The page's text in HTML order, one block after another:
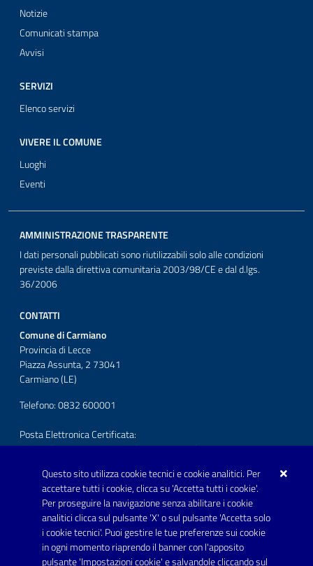
Questo sito utilizza cookie tecnici e cookie analitici. Per
accettare tutti i cookie, clicca su 'Accetta tutti i cookie'.
Per proseguire la navigazione senza abilitare i cookie
analitici clicca sul pulsante 'X' o sul pulsante 'Accetta solo
i cookie tecnici'. Puoi gestire le tue preferenze sui cookie
in ogni momento riaprendo il banner con l'apposito
pulsante 'Impostazioni cookie' e salvandole cliccando sul
Notizie
Comunicati stampa
Avvisi
SERVIZI
Elenco servizi
VIVERE IL COMUNE
Luoghi
Eventi
AMMINISTRAZIONE TRASPARENTE
I dati personali pubblicati sono riutilizzabili solo alle condizioni
previste dalla direttiva comunitaria 2003/98/CE e dal d.lgs.
36/2006
CONTATTI
Comune di Carmiano
Provincia di Lecce
Piazza Assunta, 2 73041
Carmiano (LE)
Telefono: 0832 600001
Posta Elettronica Certificata:
protocollo.comunecarmiano@pec.rupar.puglia.it
URP - Ufficio Relazioni con il Pubblico
SEGUICI SU
Youtube